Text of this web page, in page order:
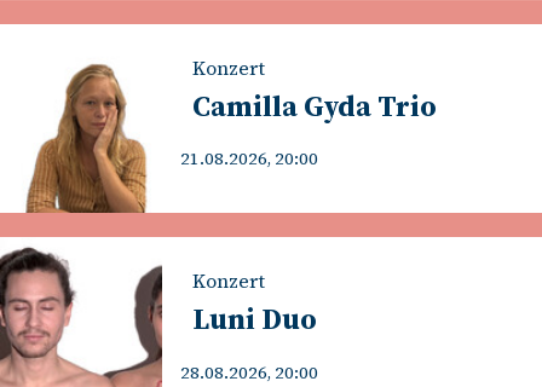
Konzert
Camilla Gyda Trio
21.08.2026, 20:00
Konzert
Luni Duo
28.08.2026, 20:00